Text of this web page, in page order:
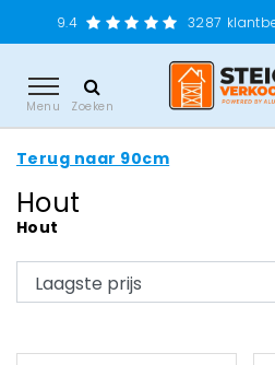
3287 klantbeoordelingen
Menu Zoeken
Terug naar 90cm
Hout
Hout